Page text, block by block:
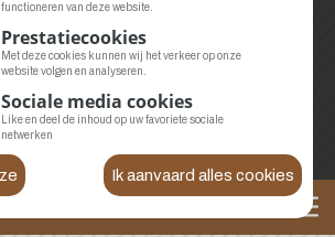
+32 478 78 14 80
LOCATIE
functioneren van deze website.
Prestatiecookies
Met deze cookies kunnen wij het verkeer op onze
website volgen en analyseren.
Sociale media cookies
Like en deel de inhoud op uw favoriete sociale
netwerken